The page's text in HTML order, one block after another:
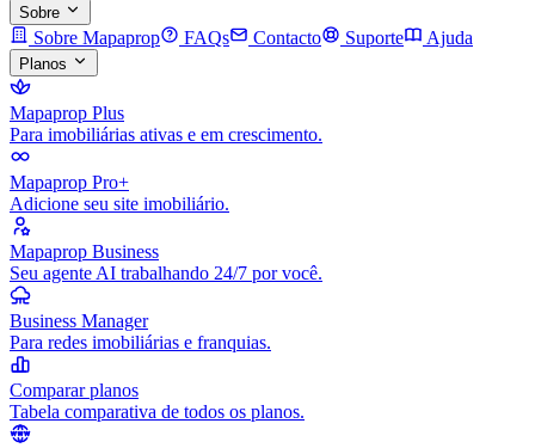
Sobre
Sobre Mapaprop FAQs Contacto Suporte Ajuda
Planos
Mapaprop Plus
Para imobiliárias ativas e em crescimento.
Mapaprop Pro+
Adicione seu site imobiliário.
Mapaprop Business
Seu agente AI trabalhando 24/7 por você.
Business Manager
Para redes imobiliárias e franquias.
Comparar planos
Tabela comparativa de todos os planos.